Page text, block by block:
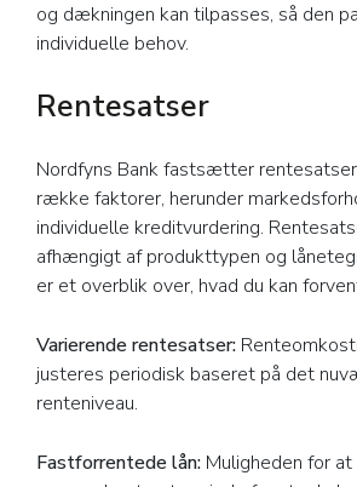
og dækningen kan tilpasses, så den
individuelle behov.
Rentesatser
Nordfyns Bank fastsætter
række faktorer, herunder
individuelle kreditvurdering.
afhængigt af produkttypen og
er et overblik over, hvad du kan
Varierende rentesatser:
justeres periodisk baseret på det
renteniveau.
Fastforrentede lån: Muligheden for